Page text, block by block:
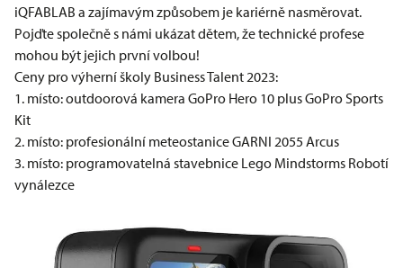
iQFABLAB a zajímavým způsobem je kariérně nasměrovat.
Pojďte společně s námi ukázat dětem, že technické profese
mohou být jejich první volbou!
Ceny pro výherní školy Business Talent 2023:
1. místo: outdoorová kamera GoPro Hero 10 plus GoPro Sports
Kit
2. místo: profesionální meteostanice GARNI 2055 Arcus
3. místo: programovatelná stavebnice Lego Mindstorms Robotí
vynálezce